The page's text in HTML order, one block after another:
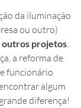
da iluminação
ou outro)
outros projetos.
a reforma de
funcionário
algum
diferença!